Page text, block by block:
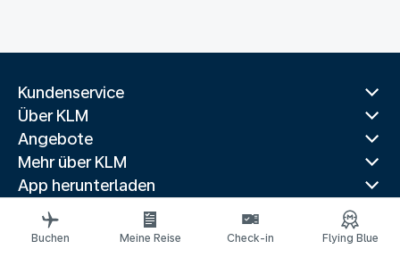
Kundenservice
Über KLM
Angebote
Mehr über KLM
App herunterladen
Verwandte Websites
Reiseführer
Buchen Meine Reise Check-in Flying Blue